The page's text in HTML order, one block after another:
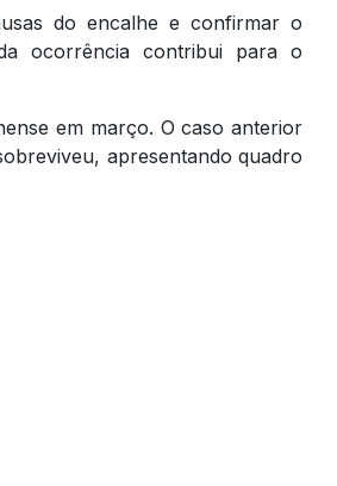
do encalhe e confirmar o
ocorrência contribui para o
em março. O caso anterior
apresentando quadro